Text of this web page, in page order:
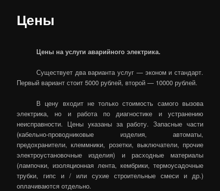
Цены
Цены на услуги аварийного электрика.
Существует два варианта услуг — эконом и стандарт.
Первый вариант стоит 5000 рублей, второй — 10000 рублей.
В цену входит не только стоимость самого вызова
электрика, но и работа по диагностике и устранению
неисправности. Цены указаны за работу. Запасные части
(кабельно-проводниковые изделия, автоматы,
предохранители, клеммники, розетки, выключатели, прочие
электроустановочные изделия) и расходные материалы
(лампочки, изоляционная лента, кембрики, термоусадочные
трубки, гипс и / или сухие строительные смеси и др.)
оплачиваются отдельно.